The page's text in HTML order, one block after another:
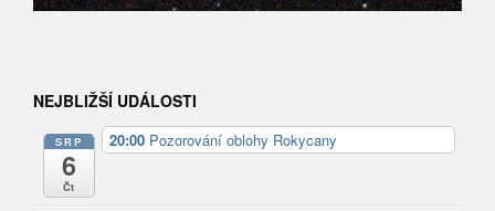
NEJBLIŽŠÍ UDÁLOSTI
SRP
6
Čt
20:00 Pozorování oblohy Rokycany